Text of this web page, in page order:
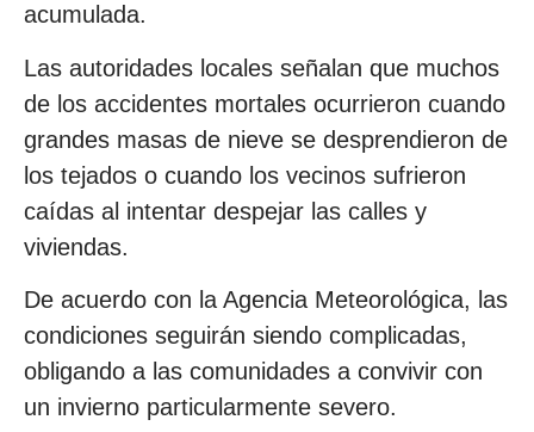
acumulada.
Las autoridades locales señalan que muchos
de los accidentes mortales ocurrieron cuando
grandes masas de nieve se desprendieron de
los tejados o cuando los vecinos sufrieron
caídas al intentar despejar las calles y
viviendas.
De acuerdo con la Agencia Meteorológica, las
condiciones seguirán siendo complicadas,
obligando a las comunidades a convivir con
un invierno particularmente severo.